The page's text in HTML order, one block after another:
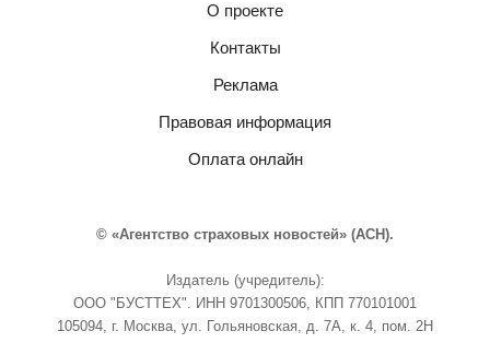
О проекте
Контакты
Реклама
Правовая информация
Оплата онлайн
© «Агентство страховых новостей» (АСН).
Издатель (учредитель):
ООО "БУСТТЕХ". ИНН 9701300506, КПП 770101001
105094, г. Москва, ул. Гольяновская, д. 7А, к. 4, пом. 2Н